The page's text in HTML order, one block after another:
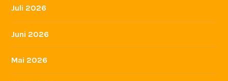
Juli 2026
Juni 2026
Mai 2026